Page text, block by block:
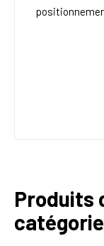
Produits
catégorie